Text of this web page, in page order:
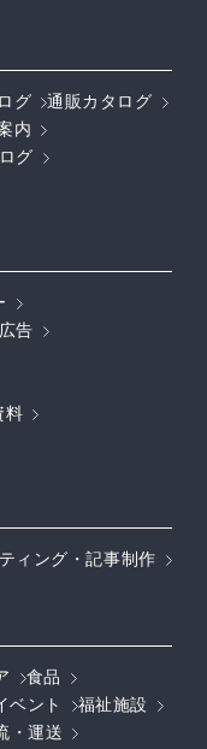
グ
通販カタログ
内
グ
告
料
ィング・記事制作
食品
ベント
福祉施設
・運送